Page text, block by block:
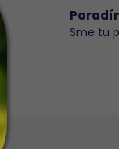
Sme tu